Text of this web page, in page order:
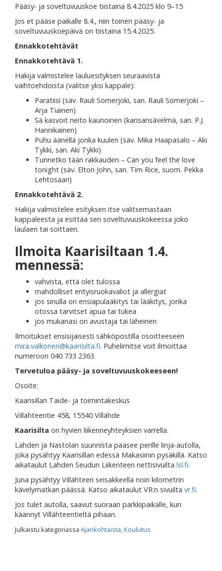
Pääsy- ja soveltuvuuskoe tiistaina 8.4.2025 klo 9–15
Jos et pääse paikalle 8.4., niin toinen pääsy- ja
soveltuvuuskoepäivä on tiistaina 15.4.2025.
Ennakkotehtävät
Ennakkotehtävä 1.
Hakija valmistelee lauluesityksen seuraavista
vaihtoehdoista (valitse yksi kappale):
Paratiisi (säv. Rauli Somerjoki, san. Rauli Somerjoki –
Arja Tiainen)
Sä kasvoit neito kaunoinen (kansansävelmä, san. P.J.
Hannikainen)
Puhu äänellä jonka kuulen (säv. Mika Haapasalo – Aki
Tykki, san. Aki Tykki)
Tunnetko tään rakkauden – Can you feel the love
tonight (säv. Elton John, san. Tim Rice, suom. Pekka
Lehtosaari)
Ennakkotehtävä 2.
Hakija valmistelee esityksen itse valitsemastaan
kappaleesta ja esittää sen soveltuvuuskokeessa joko
laulaen tai soittaen.
Ilmoita Kaarisiltaan 1.4.
mennessä:
vahvista, että olet tulossa
mahdolliset erityisruokavaliot ja allergiat
jos sinulla on ensiapulääkitys tai lääkitys, jonka
otossa tarvitset apua tai tukea
jos mukanasi on avustaja tai läheinen
Ilmoitukset ensisijaisesti sähköpostilla osoitteeseen
mira.valkonen@kaarisilta.fi. Puhelimitse voit ilmoittaa
numeroon 040 733 2363.
Tervetuloa pääsy- ja soveltuvuuskokeeseen!
Osoite:
Kaarisillan Taide- ja toimintakeskus
Villähteentie 458, 15540 Villähde
Kaarisilta on hyvien liikenneyhteyksien varrella.
Lahden ja Nastolan suunnista pääsee perille linja-autolla,
joka pysähtyy Kaarisillan edessä Makasiinin pysäkillä. Katso
aikataulut Lahden Seudun Liikenteen nettisivuilta lsl.fi.
Juna pysähtyy Villähteen seisakkeella noin kilometrin
kävelymatkan päässä. Katso aikataulut VR:n sivuilta vr.fi.
Jos tulet autolla, saavut suoraan parkkipaikalle, kun
käännyt Villähteentieltä pihaan.
Julkaistu kategoriassa Ajankohtaista,Koulutus